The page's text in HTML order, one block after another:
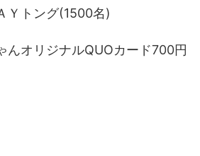
Ｙトング(1500名)
オリジナルQUOカード700円